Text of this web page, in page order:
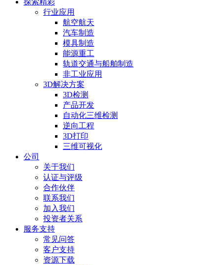
探索精彩
行业应用
航空航天
汽车制造
模具制造
能源重工
轨道交通与船舶制造
非工业应用
3D解决方案
3D检测
产品开发
自动化三维检测
逆向工程
3D打印
三维可视化
公司
关于我们
认证与评级
合作伙伴
联系我们
加入我们
投资者关系
服务支持
常见问答
客户支持
资源下载